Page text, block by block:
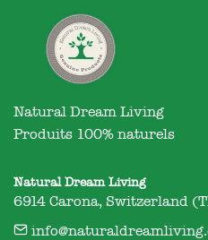
Natural Dream Living
Produits 100% naturels
Natural Dream Living
6914 Carona, Switzerland